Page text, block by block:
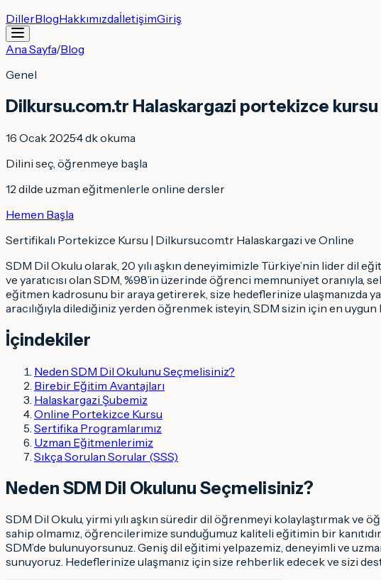
DillerBlogHakkımızdaİletişimGiriş
Ana Sayfa/Blog
Genel
Dilkursu.com.tr Halaskargazi portekizce kursu
16 Ocak 2025·4dk okuma
Dilini seç, öğrenmeye başla
12 dilde uzman eğitmenlerle online dersler
Hemen Başla
Sertifikalı Portekizce Kursu | Dilkursu.com.tr Halaskargazi ve Online
SDM Dil Okulu olarak, 20 yılı aşkın deneyimimizle Türkiye’nin lider
ve yaratıcısı olan SDM, %98’in üzerinde öğrenci memnuniyet oranıyla,
eğitmen kadrosunu bir araya getirerek, size hedeflerinize ulaşmanızda
aracılığıyla dilediğiniz yerden öğrenmek isteyin, SDM sizin için en
İçindekiler
Neden SDM Dil Okulunu Seçmelisiniz?
Birebir Eğitim Avantajları
Halaskargazi Şubemiz
Online Portekizce Kursu
Sertifika Programlarımız
Uzman Eğitmenlerimiz
Sıkça Sorulan Sorular (SSS)
Neden SDM Dil Okulunu Seçmelisiniz?
SDM Dil Okulu, yirmi yılı aşkın süredir dil öğrenmeyi kolaylaştırmak ve
sahip olmamız, öğrencilerimize sunduğumuz kaliteli eğitimin bir
SDM’de bulunuyorsunuz. Geniş dil eğitimi yelpazemiz, deneyimli ve
sunuyoruz. Hedeflerinize ulaşmanız için size rehberlik edecek ve sizi